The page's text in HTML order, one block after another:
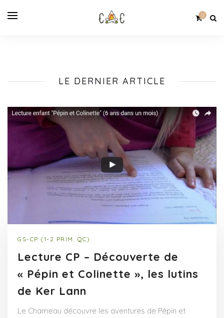
0
LE DERNIER ARTICLE
GS-CP (1-2 PRIM. QC)
Lecture CP – Découverte de
« Pépin et Colinette », les lutins
de Ker Lann
Le Chameau découvre les aventures de Pépin et